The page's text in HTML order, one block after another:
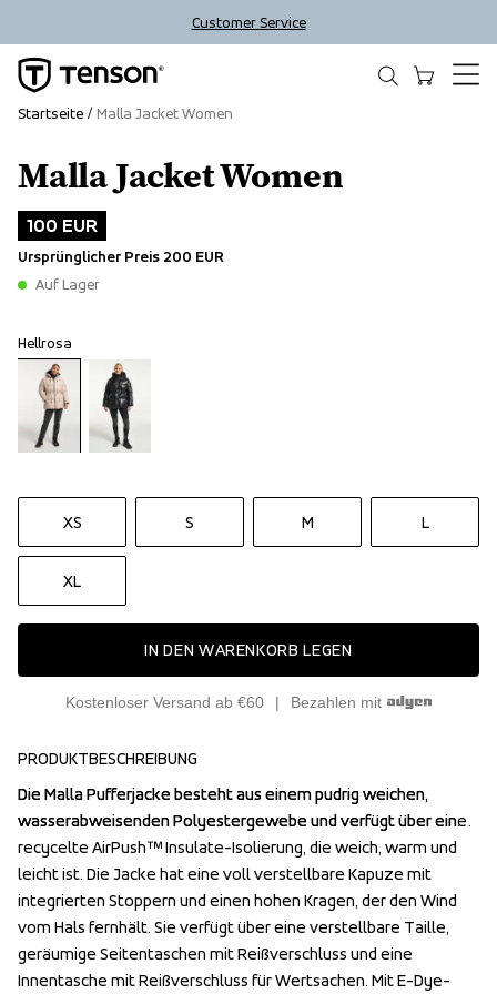
Customer Service
Malla Jacket Women
100 EUR
Ursprünglicher Preis 200 EUR
Auf Lager
Hellrosa
XS S M L
XL
IN DEN WARENKORB LEGEN
Kostenloser Versand ab €60 Bezahlen mit
Startseite Malla Jacket Women
Outlet
PRODUKTBESCHREIBUNG
Die Malla Pufferjacke besteht aus einem pudrig weichen,
wasserabweisenden Polyestergewebe und verfügt über eine
recycelte AirPush™ Insulate-Isolierung, die weich, warm und
leicht ist. Die Jacke hat eine voll verstellbare Kapuze mit
integrierten Stoppern und einen hohen Kragen, der den Wind
vom Hals fernhält. Sie verfügt über eine verstellbare Taille,
geräumige Seitentaschen mit Reißverschluss und eine
Innentasche mit Reißverschluss für Wertsachen. Mit E-Dye-
Die Malla Pufferjacke besteht aus einem pudrig weichen,
wasserabweisenden Polyestergewebe und verfügt über eine
recycelte AirPush™ Insulate-Isolierung, die weich, warm und
leicht ist. Die Jacke hat eine voll verstellbare Kapuze mit
integrierten Stoppern und einen hohen Kragen, der den Wind
vom Hals fernhält. Sie verfügt über eine verstellbare Taille,
geräumige Seitentaschen mit Reißverschluss und eine
Innentasche mit Reißverschluss für Wertsachen. Mit E-Dye-